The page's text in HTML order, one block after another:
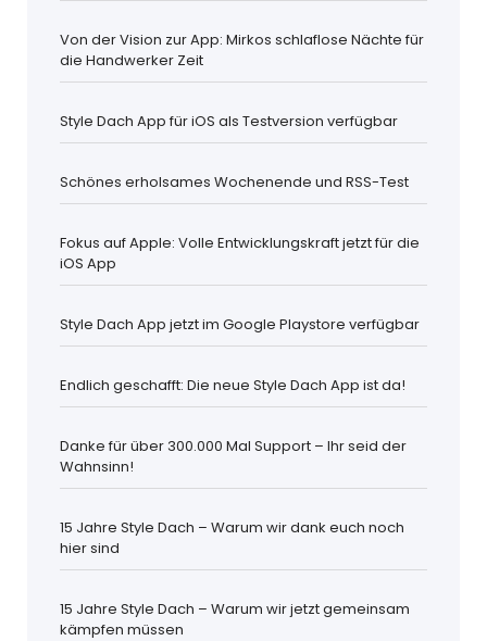
Von der Vision zur App: Mirkos schlaflose Nächte für
die Handwerker Zeit
Style Dach App für iOS als Testversion verfügbar
Schönes erholsames Wochenende und RSS-Test
Fokus auf Apple: Volle Entwicklungskraft jetzt für die
iOS App
Style Dach App jetzt im Google Playstore verfügbar
Endlich geschafft: Die neue Style Dach App ist da!
Danke für über 300.000 Mal Support – Ihr seid der
Wahnsinn!
15 Jahre Style Dach – Warum wir dank euch noch
hier sind
15 Jahre Style Dach – Warum wir jetzt gemeinsam
kämpfen müssen